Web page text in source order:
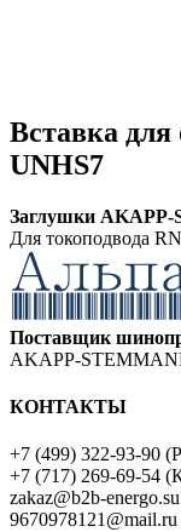
Вставка для
UNHS7
Заглушки AKAPP-
Для токоподвода
Поставщик
AKAPP-
КОНТАКТЫ
+7 (499) 322-93-90
+7 (717) 269-69-54
zakaz@b2b-energo.su
9670978121@mail.ru